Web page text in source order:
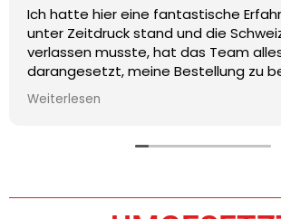
Ich hatte hier eine fantastische
unter Zeitdruck stand und die
verlassen musste, hat das Team
darangesetzt, meine Bestellung zu
damit sie vor meiner Abreise fertig
unglaublich freundlich und
unkompliziert gestaltet. Die
absolut fair. Guter Kundenservice ist
Weiterlesen